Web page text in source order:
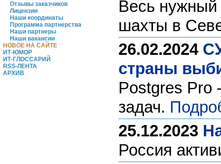
Отзывы заказчиков
Лицензии
Наши координаты
Программа партнерства
Наши партнеры
Наши вакансии
НОВОЕ НА САЙТЕ
ИТ-ЮМОР
ИТ-ГЛОССАРИЙ
RSS-ЛЕНТА
АРХИВ
Весь нужный
шахты в
26.02.2024
страны
Postgres Pro
задач.
25.12.2023
Россия